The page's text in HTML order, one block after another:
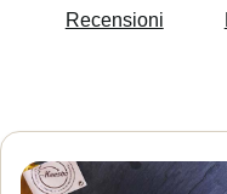
Recensioni